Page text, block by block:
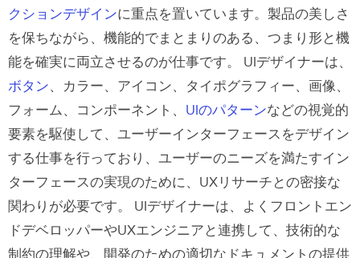
クションデザインに重点を置いています。製品の美しさ
を保ちながら、機能的でまとまりのある、つまり形と機
能を確実に両立させるのが仕事です。
UIデザイナーは、
ボタン、カラー、アイコン、タイポグラフィー、画像、
フォーム、コンポーネント、 UIのパターンなどの視覚的
要素を駆使して、ユーザーインターフェースをデザイン
する仕事を行っており、ユーザーのニーズを満たすイン
ターフェースの実現のために、UXリサーチとの密接な
関わりが必要です。
UIデザイナーは、よくフロントエン
ドデベロッパーやUXエンジニアと連携して、技術的な
制約の理解や、開発のための適切なドキュメントの提供